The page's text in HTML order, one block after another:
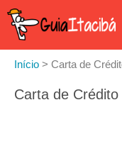
Início > Carta de
Carta de